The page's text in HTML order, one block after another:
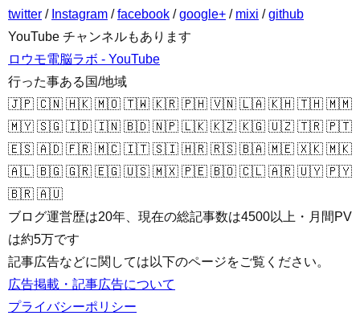
twitter / Instagram /facebook /google+ / mixi /github
YouTube チャンネルもあります
ロウモ電脳ラボ - YouTube
行った事ある国/地域
🇯🇵 🇨🇳 🇭🇰 🇲🇴 🇹🇼 🇰🇷 🇵🇭 🇻🇳 🇱🇦 🇰🇭 🇹🇭 🇲🇲
🇲🇾 🇸🇬 🇮🇩 🇮🇳 🇧🇩 🇳🇵 🇱🇰 🇰🇿 🇰🇬 🇺🇿 🇹🇷 🇵🇹
🇪🇸 🇦🇩 🇫🇷 🇲🇨 🇮🇹 🇸🇮 🇭🇷 🇷🇸 🇧🇦 🇲🇪 🇽🇰 🇲🇰
🇦🇱 🇧🇬 🇬🇷 🇪🇬 🇺🇸 🇲🇽 🇵🇪 🇧🇴 🇨🇱 🇦🇷 🇺🇾 🇵🇾
🇧🇷 🇦🇺
ブログ運営歴は20年、現在の総記事数は4500以上・月間PV
は約5万です
記事広告などに関しては以下のページをご覧ください。
広告掲載・記事広告について
プライバシーポリシー